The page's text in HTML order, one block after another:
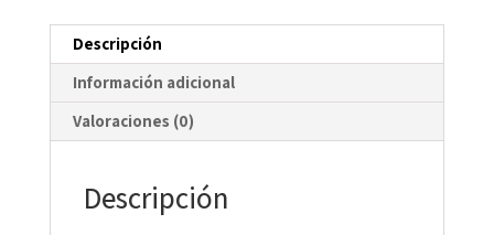
Descripción
Información adicional
Valoraciones (0)
Descripción